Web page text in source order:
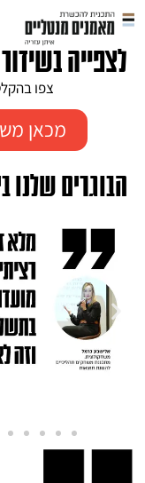
לצפייה
צפו
מכאן
הבוגרים